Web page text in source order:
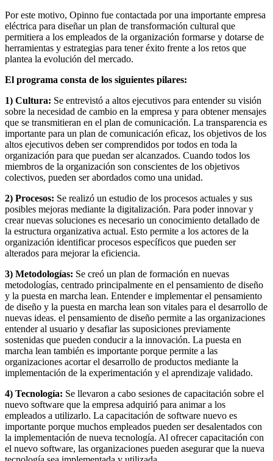
Por este motivo, Opinno fue contactada por una importante empresa
eléctrica para diseñar un plan de transformación cultural que
permitiera a los empleados de la organización formarse y dotarse de
herramientas y estrategias para tener éxito frente a los retos que
plantea la evolución del mercado.
El programa consta de los siguientes pilares:
1) Cultura: Se entrevistó a altos ejecutivos para entender su visión
sobre la necesidad de cambio en la empresa y para obtener mensajes
que se transmitieran en el plan de comunicación. La transparencia es
importante para un plan de comunicación eficaz, los objetivos de los
altos ejecutivos deben ser comprendidos por todos en toda la
organización para que puedan ser alcanzados. Cuando todos los
miembros de la organización son conscientes de los objetivos
colectivos, pueden ser abordados como una unidad.
2) Procesos: Se realizó un estudio de los procesos actuales y sus
posibles mejoras mediante la digitalización. Para poder innovar y
crear nuevas soluciones es necesario un conocimiento detallado de
la estructura organizativa actual. Esto permite a los actores de la
organización identificar procesos específicos que pueden ser
alterados para mejorar la eficiencia.
3) Metodologías: Se creó un plan de formación en nuevas
metodologías, centrado principalmente en el pensamiento de diseño
y la puesta en marcha lean. Entender e implementar el pensamiento
de diseño y la puesta en marcha lean son vitales para el desarrollo de
nuevas ideas. el pensamiento de diseño permite a las organizaciones
entender al usuario y desafiar las suposiciones previamente
sostenidas que pueden conducir a la innovación. La puesta en
marcha lean también es importante porque permite a las
organizaciones acortar el desarrollo de productos mediante la
implementación de la experimentación y el aprendizaje validado.
4) Tecnología: Se llevaron a cabo sesiones de capacitación sobre el
nuevo software que la empresa adquirió para animar a los
empleados a utilizarlo. La capacitación de software nuevo es
importante porque muchos empleados pueden ser desalentados con
la implementación de nueva tecnología. Al ofrecer capacitación con
el nuevo software, las organizaciones pueden asegurar que la nueva